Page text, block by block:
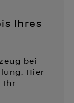
Ihres
bei
Hier
Ihr